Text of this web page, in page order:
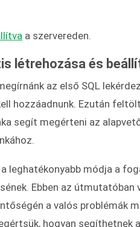
a szervereden.
létrehozása és
az első SQL
hozzáadnunk. Ezután
segít megérteni az
leghatékonyabb módja a
Ebben az útmutatóban
a valós problémák
hogyan segíthetnek